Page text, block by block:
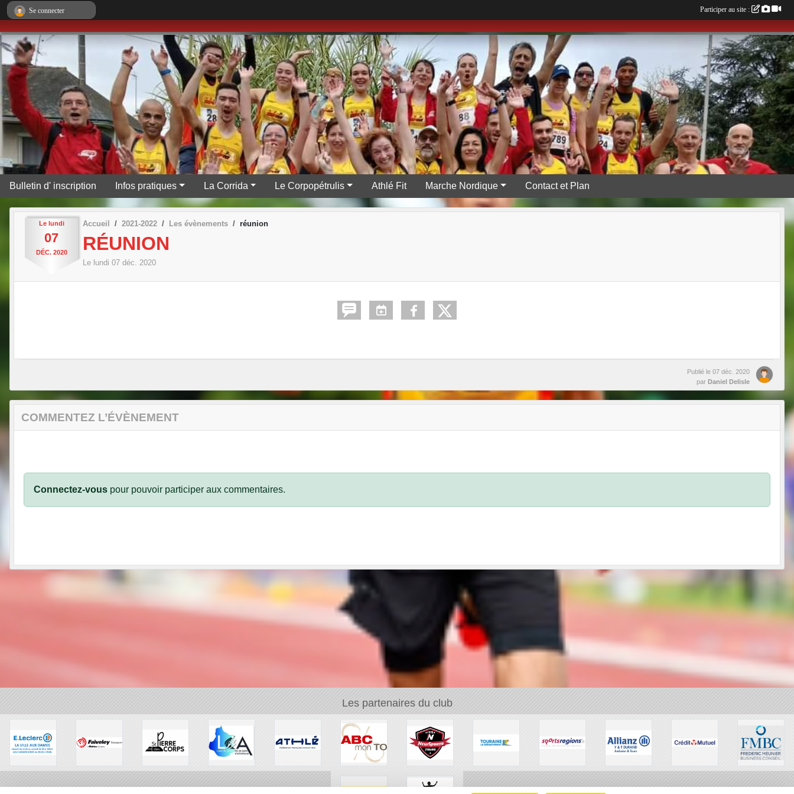
Bulletin d' inscription Infos pratiques La Corrida Le Corpopétrulis Athlé Fit Marche Nordique Contact et Plan
Le lundi
07
DÉC. 2020
Accueil 2021-2022 Les évènements réunion
RÉUNION
Le lundi 07 déc. 2020
Publié le 07 déc. 2020
par Daniel Delisle
COMMENTEZ L’ÉVÈNEMENT
Connectez-vous pour pouvoir participer aux commentaires.
Les partenaires du club
Se connecter Participer au site :
Panneau de gestion des cookies